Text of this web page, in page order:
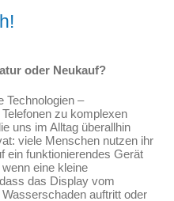
oder Neukauf?
Technologien –
zu komplexen
uns im Alltag überallhin
viele Menschen nutzen ihr
ein funktionierendes Gerät
eine kleine
das Display vom
auftritt oder